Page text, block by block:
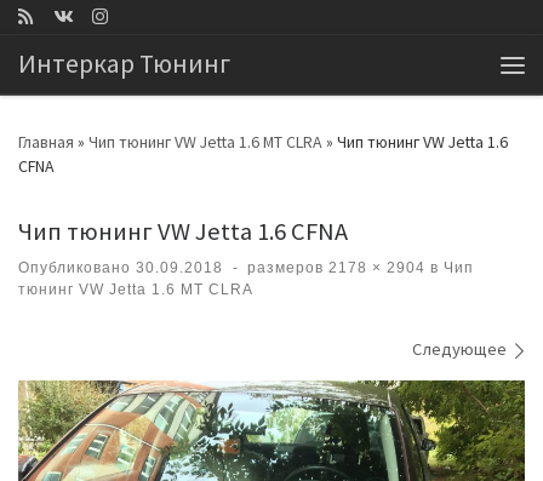
Интеркар Тюнинг
Главная » Чип тюнинг VW Jetta 1.6 MT СLRA» Чип тюнинг VW Jetta 1.6
CFNA
Чип тюнинг VW Jetta 1.6 CFNA
Опубликовано 30.09.2018 - размеров 2178 × 2904 в Чип
тюнинг VW Jetta 1.6 MT СLRA
Следующее